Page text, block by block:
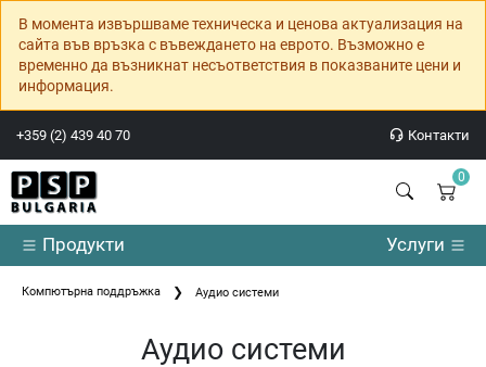
В момента извършваме техническа и ценова актуализация на
сайта във връзка с въвеждането на еврото. Възможно е
временно да възникнат несъответствия в показваните цени и
информация.
+359 (2) 439 40 70 Контакти
0
Продукти Услуги
Компютърна поддръжка Аудио системи
Аудио системи